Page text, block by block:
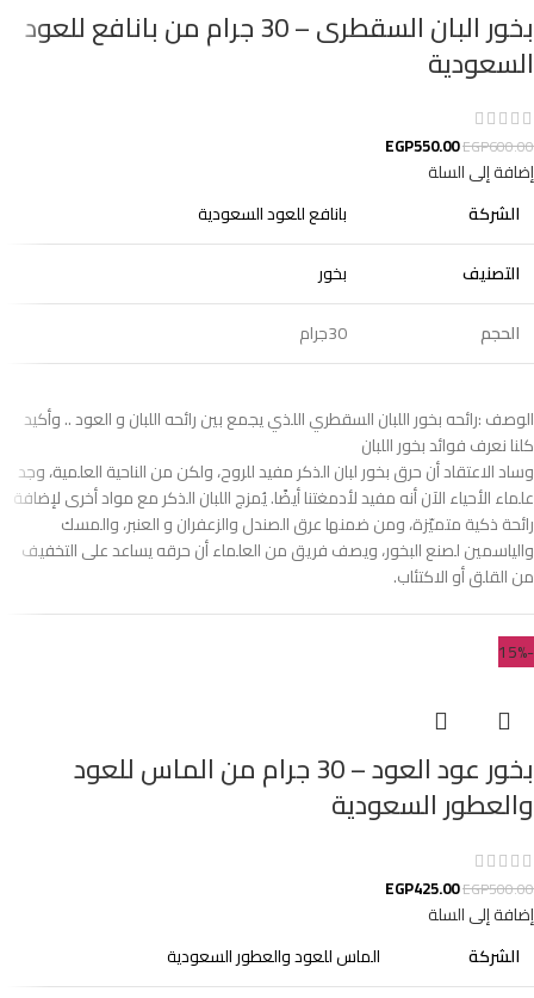
بخور البان السقطرى – 30 جرام من بانافع للعود
السعودية
EGP600.00
EGP550.00
إضافة إلى السلة
الشركة
بانافع للعود السعودية
التصنيف
بخور
الحجم
30جرام
الوصف :رائحه بخور اللبان السقطري اللذي يجمع بين رائحه اللبان و العود .. وأكيد
كلنا نعرف فوائد بخور اللبان
وساد الاعتقاد أن حرق بخور لبان الذكر مفيد للروح، ولكن من الناحية العلمية، وجد
علماء الأحياء الآن أنه مفيد لأدمغتنا أيضًا. يُمزج اللبان الذكر مع مواد أخرى لإضافة
رائحة ذكية متميّزة، ومن ضمنها عرق الصندل والزعفران و العنبر، والمسك
والياسمين لصنع البخور، ويصف فريق من العلماء أن حرقه يساعد على التخفيف
من القلق أو الاكتئاب.
-15%
بخور عود العود – 30 جرام من الماس للعود
والعطور السعودية
EGP500.00
EGP425.00
إضافة إلى السلة
الشركة
الماس للعود والعطور السعودية